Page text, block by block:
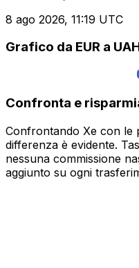
8 ago 2026, 11:19 UTC
Grafico da EUR a
Confronta e
Confrontando Xe con le
differenza è evidente.
nessuna commissione
aggiunto su ogni